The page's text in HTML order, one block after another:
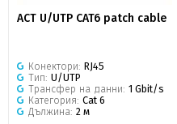
ACT U/UTP CAT6 patch cable
Конектори: RJ45
Тип: U/UTP
Трансфер на данни: 1 Gbit/s
Категория: Cat 6
Дължина: 2 м